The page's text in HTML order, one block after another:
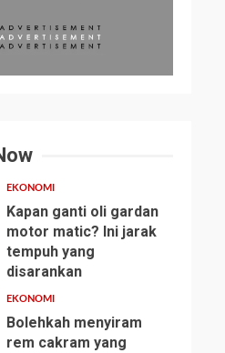
EKONOMI
Kapan ganti oli gardan
motor matic? Ini jarak
tempuh yang
disarankan
EKONOMI
Bolehkah menyiram
rem cakram yang